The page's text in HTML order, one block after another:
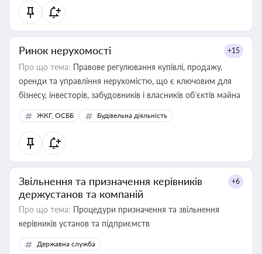
Ринок нерухомості +15
Про що тема: Правове регулювання купівлі, продажу,
оренди та управління нерухомістю, що є ключовим для
бізнесу, інвесторів, забудовників і власників об’єктів майна
ЖКГ, ОСББ Будівельна діяльність
Звільнення та призначення керівників
держустанов та компаній
+6
Про що тема: Процедури призначення та звільнення
керівників установ та підприємств
Державна служба